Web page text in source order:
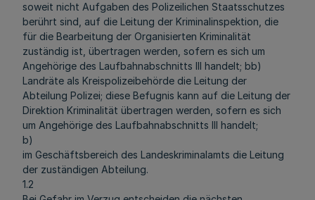
soweit nicht Aufgaben des Polizeilichen Staatsschutzes
berührt sind, auf die Leitung der Kriminalinspektion, die
für die Bearbeitung der Organisierten Kriminalität
zuständig ist, übertragen werden, sofern es sich um
Angehörige des Laufbahnabschnitts III handelt; bb)
Landräte als Kreispolizeibehörde die Leitung der
Abteilung Polizei; diese Befugnis kann auf die Leitung der
Direktion Kriminalität übertragen werden, sofern es sich
um Angehörige des Laufbahnabschnitts III handelt;
b)
im Geschäftsbereich des Landeskriminalamts die Leitung
der zuständigen Abteilung.
1.2